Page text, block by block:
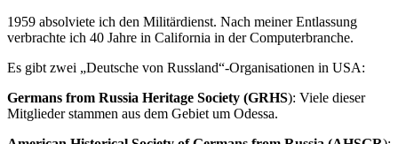
1959 absolviete ich den Militärdienst. Nach meiner Entlassung
verbrachte ich 40 Jahre in California in der Computerbranche.
Es gibt zwei „Deutsche von Russland“-Organisationen in USA:
Germans from Russia Heritage Society (GRHS): Viele dieser
Mitglieder stammen aus dem Gebiet um Odessa.